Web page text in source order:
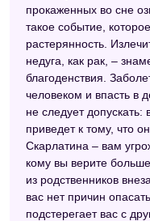
прокаженных во сне
такое событие,
растерянность.
недуга, как рак, –
благоденствия.
человеком и впасть в
не следует
приведет к тому, что
Скарлатина – вам
кому вы верите
из родственников
вас нет причин
подстерегает вас с